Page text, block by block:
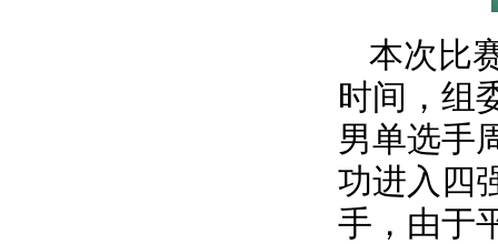
本次比
时间，组
男单选手
功进入四
手，由于